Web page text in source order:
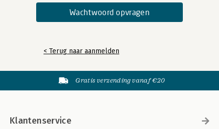
< Terug naar aanmelden
Gratis verzending vanaf €20
Klantenservice